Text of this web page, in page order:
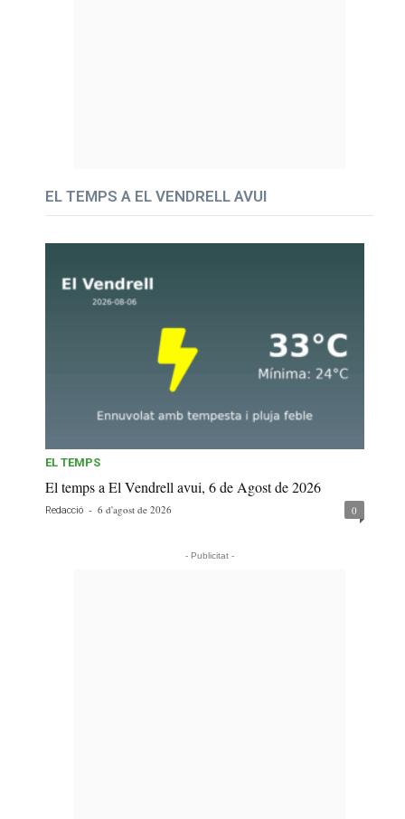
EL TEMPS A EL VENDRELL AVUI
EL TEMPS
El temps a El Vendrell avui, 6 de Agost de 2026
Redacció - 6 d'agost de 2026 0
- Publicitat -